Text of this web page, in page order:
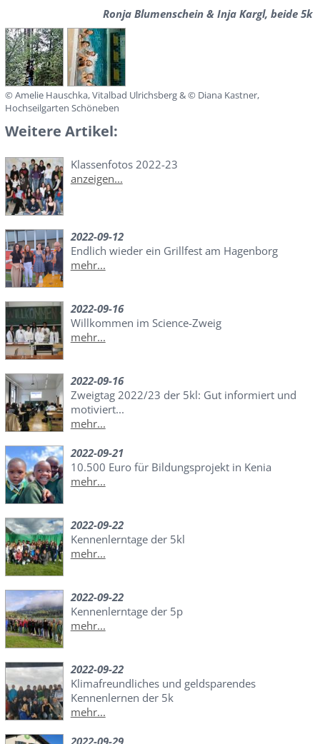
Ronja Blumenschein & Inja Kargl, beide 5k
© Amelie Hauschka, Vitalbad Ulrichsberg & © Diana Kastner,
Hochseilgarten Schöneben
Weitere Artikel:
Klassenfotos 2022-23
anzeigen...
2022-09-12
Endlich wieder ein Grillfest am Hagenborg
mehr...
2022-09-16
Willkommen im Science-Zweig
mehr...
2022-09-16
Zweigtag 2022/23 der 5kl: Gut informiert und
motiviert...
mehr...
2022-09-21
10.500 Euro für Bildungsprojekt in Kenia
mehr...
2022-09-22
Kennenlerntage der 5kl
mehr...
2022-09-22
Kennenlerntage der 5p
mehr...
2022-09-22
Klimafreundliches und geldsparendes
Kennenlernen der 5k
mehr...
2022-09-29